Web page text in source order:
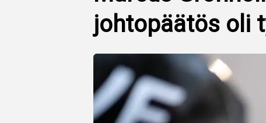
johtopäätös oli